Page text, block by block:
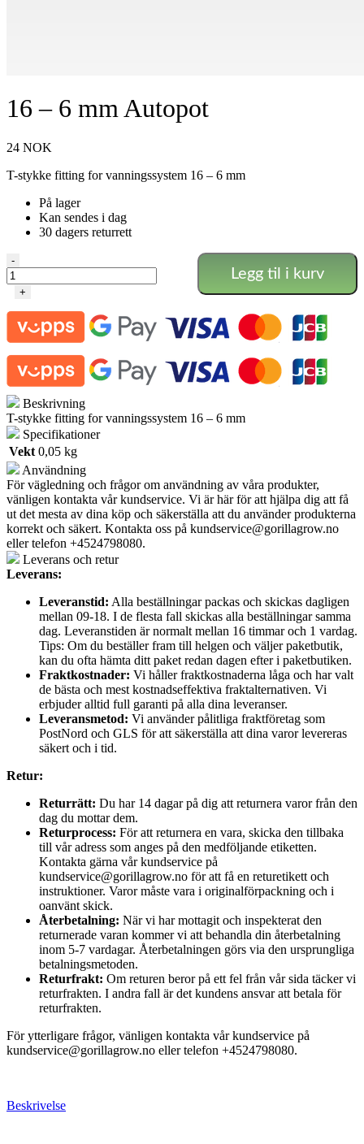
16 – 6 mm Autopot
24 NOK
T-stykke fitting for vanningssystem 16 – 6 mm
På lager
Kan sendes i dag
30 dagers returrett
16
6
Autopot
antall
-
+
Legg til i kurv
Beskrivning
T-stykke fitting for vanningssystem 16 – 6 mm
Specifikationer
Vekt 0,05 kg
Användning
För vägledning och frågor om användning av våra produkter,
vänligen kontakta vår kundservice. Vi är här för att hjälpa dig att få
ut det mesta av dina köp och säkerställa att du använder produkterna
korrekt och säkert. Kontakta oss på kundservice@gorillagrow.no
eller telefon +4524798080.
Leverans och retur
Leverans:
Leveranstid: Alla beställningar packas och skickas dagligen
mellan 09-18. I de flesta fall skickas alla beställningar samma
dag. Leveranstiden är normalt mellan 16 timmar och 1 vardag.
Tips: Om du beställer fram till helgen och väljer paketbutik,
kan du ofta hämta ditt paket redan dagen efter i paketbutiken.
Fraktkostnader: Vi håller fraktkostnaderna låga och har valt
de bästa och mest kostnadseffektiva fraktalternativen. Vi
erbjuder alltid full garanti på alla dina leveranser.
Leveransmetod: Vi använder pålitliga fraktföretag som
PostNord och GLS för att säkerställa att dina varor levereras
säkert och i tid.
Retur:
Returrätt: Du har 14 dagar på dig att returnera varor från den
dag du mottar dem.
Returprocess: För att returnera en vara, skicka den tillbaka
till vår adress som anges på den medföljande etiketten.
Kontakta gärna vår kundservice på
kundservice@gorillagrow.no för att få en returetikett och
instruktioner. Varor måste vara i originalförpackning och i
oanvänt skick.
Återbetalning: När vi har mottagit och inspekterat den
returnerade varan kommer vi att behandla din återbetalning
inom 5-7 vardagar. Återbetalningen görs via den ursprungliga
betalningsmetoden.
Returfrakt: Om returen beror på ett fel från vår sida täcker vi
returfrakten. I andra fall är det kundens ansvar att betala för
returfrakten.
För ytterligare frågor, vänligen kontakta vår kundservice på
kundservice@gorillagrow.no eller telefon +4524798080.
Beskrivelse